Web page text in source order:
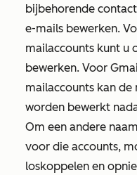
bijbehorende
e-mails bewerken.
mailaccounts kunt u
bewerken. Voor
mailaccounts kan
worden bewerkt
Om een andere
voor die accounts,
loskoppelen en